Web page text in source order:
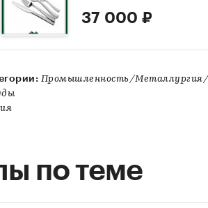
37 000 ₽
Промышленность/Металлургия/
по теме